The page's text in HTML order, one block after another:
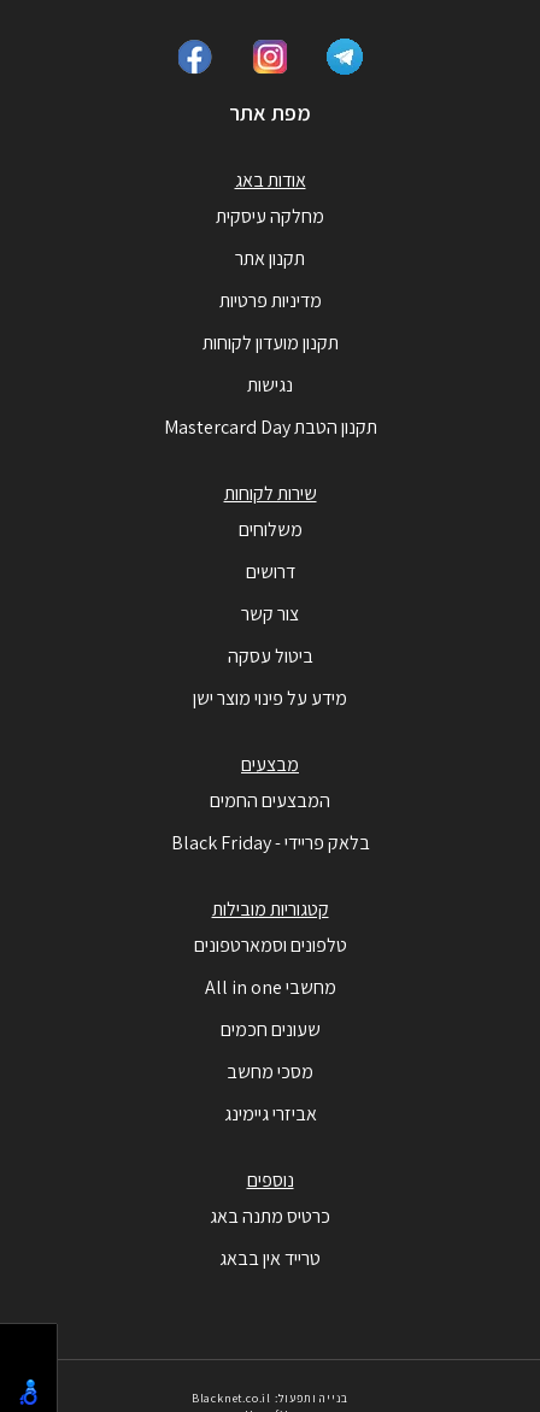
מפת אתר
אודות באג
מחלקה עיסקית
תקנון אתר
מדיניות פרטיות
תקנון מועדון לקוחות
נגישות
תקנון הטבת Mastercard Day
שירות לקוחות
משלוחים
דרושים
צור קשר
ביטול עסקה
מידע על פינוי מוצר ישן
מבצעים
המבצעים החמים
בלאק פריידי - Black Friday
קטגוריות מובילות
טלפונים וסמארטפונים
מחשבי All in one
שעונים חכמים
מסכי מחשב
אביזרי גיימינג
נוספים
כרטיס מתנה באג
טרייד אין בבאג
בנייה ותפעול: Blacknet.co.il